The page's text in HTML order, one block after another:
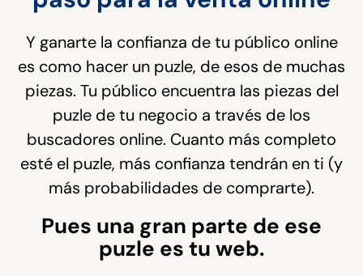
Y ganarte la confianza de tu público online
es como hacer un puzle, de esos de muchas
piezas. Tu público encuentra las piezas del
puzle de tu negocio a través de los
buscadores online. Cuanto más completo
esté el puzle, más confianza tendrán en ti (y
más probabilidades de comprarte).
Pues una gran parte de ese
puzle es tu web.